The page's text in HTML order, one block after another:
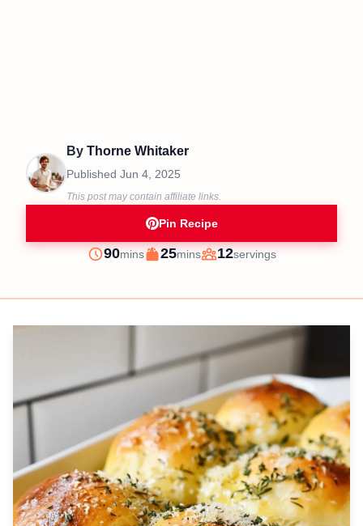
By Thorne Whitaker
Published Jun 4, 2025
This post may contain affiliate links.
Pin Recipe
Prep
90minutes
mins
Cook
25minutes
mins
Servings
12servings